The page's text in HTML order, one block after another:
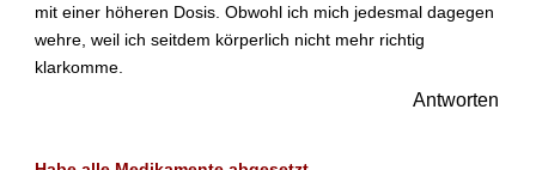
mit einer höheren Dosis. Obwohl ich mich jedesmal dagegen
wehre, weil ich seitdem körperlich nicht mehr richtig
klarkomme.
Antworten
o
e
n